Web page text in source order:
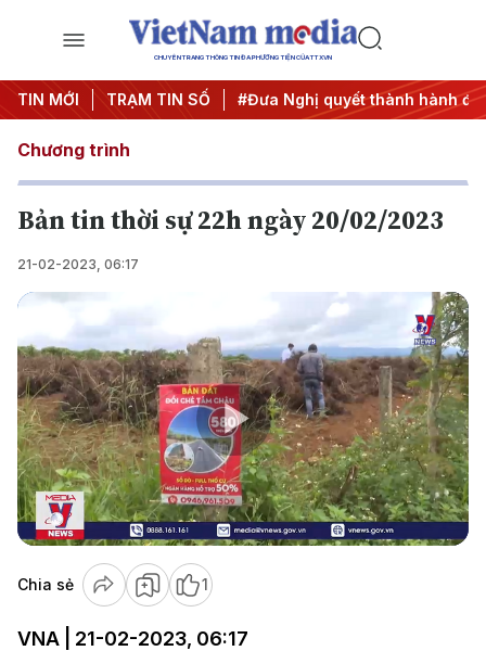
CHUYÊN TRANG THÔNG TIN ĐA PHƯƠNG TIỆN CỦA TTXVN
TIN MỚI TRẠM TIN SỐ
ương 3 #APEC 2027 #Đưa Nghị quyết thành hành
Chương trình
Bản tin thời sự 22h ngày 20/02/2023
21-02-2023, 06:17
Play
Video
Chia sẻ 1
VNA | 21-02-2023, 06:17